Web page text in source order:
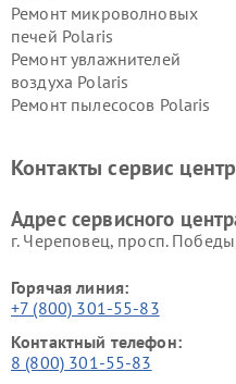
Ремонт микроволновых
печей Polaris
Ремонт увлажнителей
воздуха Polaris
Ремонт пылесосов Polaris
Контакты сервис
Адрес сервисного
г. Череповец, просп.
Горячая линия:
+7 (800) 301-55-83
Контактный телефон:
8 (800) 301-55-83